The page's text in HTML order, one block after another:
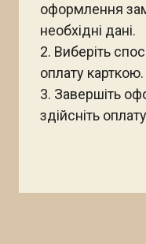
оформлення
необхідні дані.
2. Виберіть
оплату карткою.
3. Завершіть
здійсніть